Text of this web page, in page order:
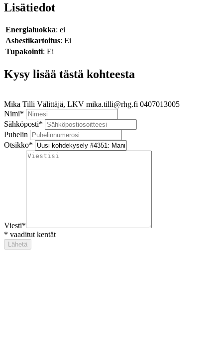
Lisätiedot
Energialuokka: ei
Asbestikartoitus: Ei
Tupakointi: Ei
Kysy lisää tästä kohteesta
Mika Tilli Välittäjä, LKV mika.tilli@rhg.fi 0407013005
Nimi*
Sähköposti*
Puhelin
Otsikko*
Viesti*
* vaaditut kentät